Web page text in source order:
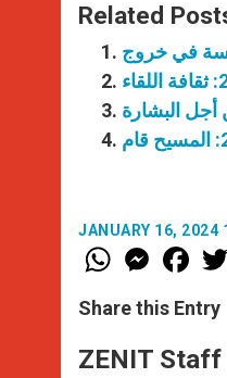
Related
JANUARY 16, 2024
W
h
t
s
p
p
M
e
s
e
g
e
F
a
e
b
o
k
Share this Entry
ZENIT Staff